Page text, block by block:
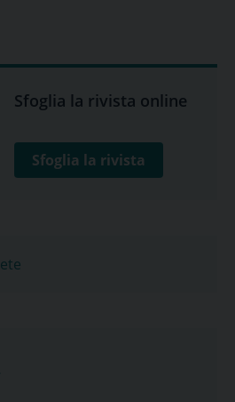
Sfoglia la rivista online
Sfoglia la rivista